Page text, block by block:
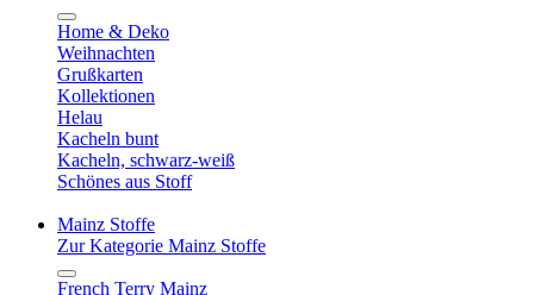
Home & Deko
Weihnachten
Grußkarten
Kollektionen
Helau
Kacheln bunt
Kacheln, schwarz-weiß
Schönes aus Stoff
Mainz Stoffe
Zur Kategorie Mainz Stoffe
French Terry Mainz